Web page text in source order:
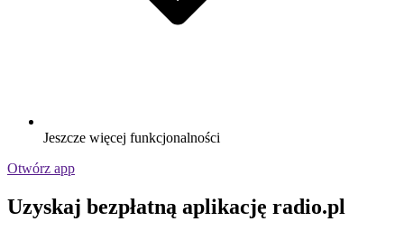
Jeszcze więcej funkcjonalności
Otwórz app
Uzyskaj bezpłatną aplikację radio.pl